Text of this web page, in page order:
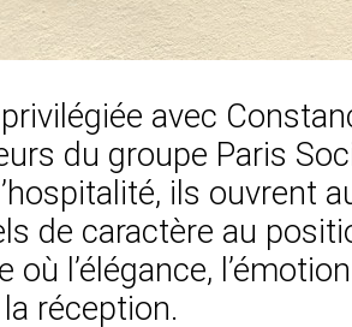
avec
du groupe Paris
ils ouvrent
de caractère au
l’élégance,
réception.